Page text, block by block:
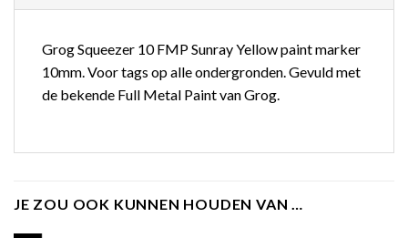
Grog Squeezer 10 FMP Sunray Yellow paint marker
10mm. Voor tags op alle ondergronden. Gevuld met
de bekende Full Metal Paint van Grog.
JE ZOU OOK KUNNEN HOUDEN VAN …